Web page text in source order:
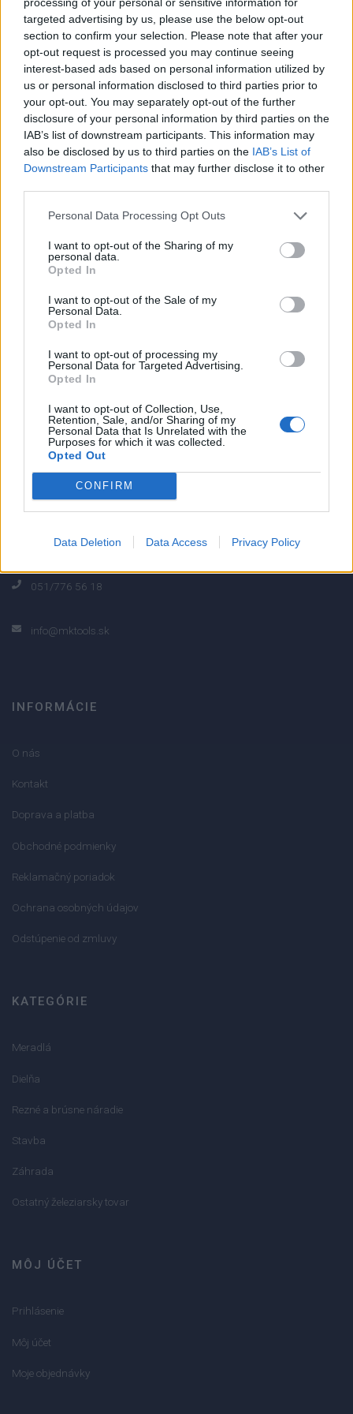
targeted advertising by us, please use the below opt-out
section to confirm your selection. Please note that after your
opt-out request is processed you may continue seeing
interest-based ads based on personal information utilized by
us or personal information disclosed to third parties prior to
your opt-out. You may separately opt-out of the further
disclosure of your personal information by third parties on the
IAB’s list of downstream participants. This information may
also be disclosed by us to third parties on the IAB’s List of
Downstream Participants that may further disclose it to other
Personal Data Processing Opt Outs
I want to opt-out of the Sharing of my
personal data.
Opted In
I want to opt-out of the Sale of my
Personal Data.
Opted In
I want to opt-out of processing my
Personal Data for Targeted Advertising.
Opted In
I want to opt-out of Collection, Use,
Retention, Sale, and/or Sharing of my
Personal Data that Is Unrelated with the
Purposes for which it was collected.
Opted Out
CONFIRM
Data Deletion Data Access Privacy Policy
DETAIL
PRODUKTU
HODNOTENIE
PRODUKTU
Popis produktu
Metrické skrutky s valcovou hlavou DIN 912 sa najčastejšie
používajú na skrutkové spoje so sťaženým prístupom pri
uťahovaní. Vďaka menšiemu prevedeniu hlavy a možnosti
zahĺbenia nachádzajú metrické skrutky s valcovou hlavou
uplatnenie aj v elektronike a jemnej mechanike. Skrutky s
valcovou hlavou bývajú najčastejšie opatrené drážkou s
Jednotkova cena je za cks=100ks
0
0% zákazníkov odporúča produkt
Strojnícka 5, Prešov
Strojnícka 5, Prešov
051/776 56 18
info@mktools.sk
INFORMÁCIE
O nás
Kontakt
Doprava a platba
Obchodné podmienky
Reklamačný poriadok
Ochrana osobných údajov
Odstúpenie od zmluvy
KATEGÓRIE
Meradlá
Dielňa
Rezné a brúsne náradie
Stavba
Záhrada
Ostatný železiarsky tovar
MÔJ ÚČET
Prihlásenie
Môj účet
Moje objednávky